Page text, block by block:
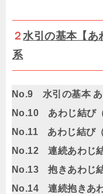
２ 水引の基本【あ
系
No.9 水引の基本
No.10 あわじ結び（
No.11 あわじ結び（
No.12 連続あわじ結
No.13 抱きあわじ結
No.14 連続抱きあ